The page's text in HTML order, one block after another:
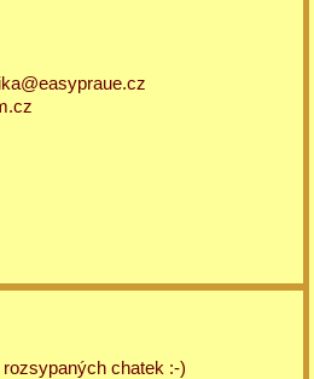
chatek :-)